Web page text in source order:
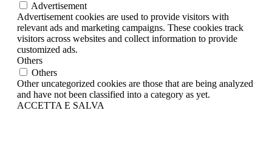
Advertisement
Advertisement cookies are used to provide visitors with
relevant ads and marketing campaigns. These cookies track
visitors across websites and collect information to provide
customized ads.
Others
Others
Other uncategorized cookies are those that are being analyzed
and have not been classified into a category as yet.
ACCETTA E SALVA